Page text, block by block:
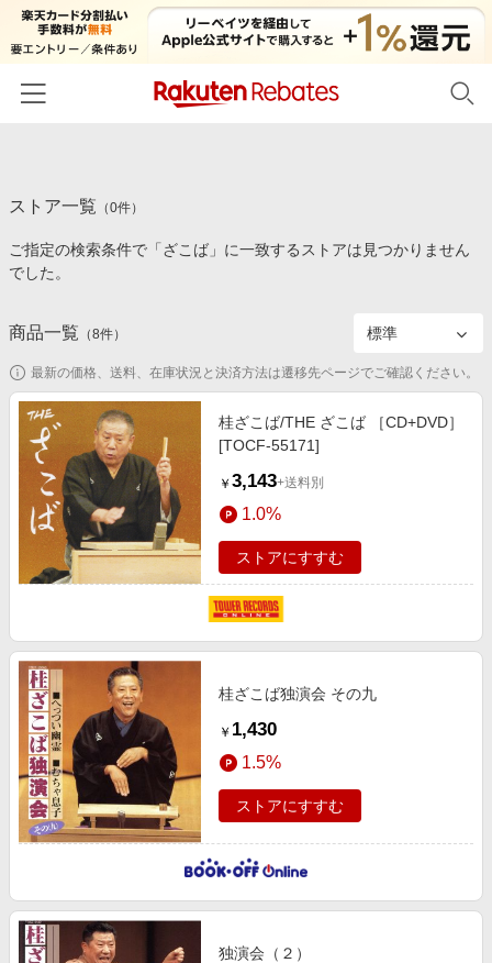
カテゴリー一覧
百貨店・総合ECモール
食品・スイーツ・お酒
コスメ・健康・医薬品
キッズ・ベビー用品
家電・PC・スマホ・カメラ
エンタメ
スポーツ・アウトドア・ゴルフ
インテリア・寝具
旅行・レジャー・ホテル予約
生活・お役立ち
金融・マネー・保険
デジタルコンテンツ
ビジネス・その他サービス
イベント一覧
初回購入者限定特典
対象ストア新規限定特典
新着ストアのご紹介
電子書籍特集
楽天ペイ導入ストア
楽天サービス特集
旅行特集
わくわく夏特集
Apple公式サイト×楽天カード分割払い
Qoo10メガポ
Samsung ボーナスキャンペーン
週末の高還元 夏の長期版
楽天IDでログイン/会員登録
ストア一覧 （0件）
ご指定の検索条件で「ざこば」に一致するストアは見つかりません
でした。
商品一覧 （8件）
最新の価格、送料、在庫状況と決済方法は遷移先ページでご確認ください。
桂ざこば/THE ざこば ［CD+DVD］
[TOCF-55171]
￥ 3,143+送料別
1.0%
ストアにすすむ
桂ざこば独演会 その九
￥ 1,430
1.5%
ストアにすすむ
独演会（２）